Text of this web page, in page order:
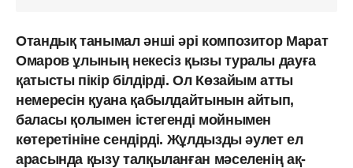
Отандық танымал әнші әрі композитор Марат
Омаров ұлының некесіз қызы туралы дауға
қатысты пікір білдірді. Ол Көзайым атты
немересін қуана қабылдайтынын айтып,
баласы қолымен істегенді мойнымен
көтеретініне сендірді. Жұлдызды әулет ел
арасында қызу талқыланған мәселенің ақ-